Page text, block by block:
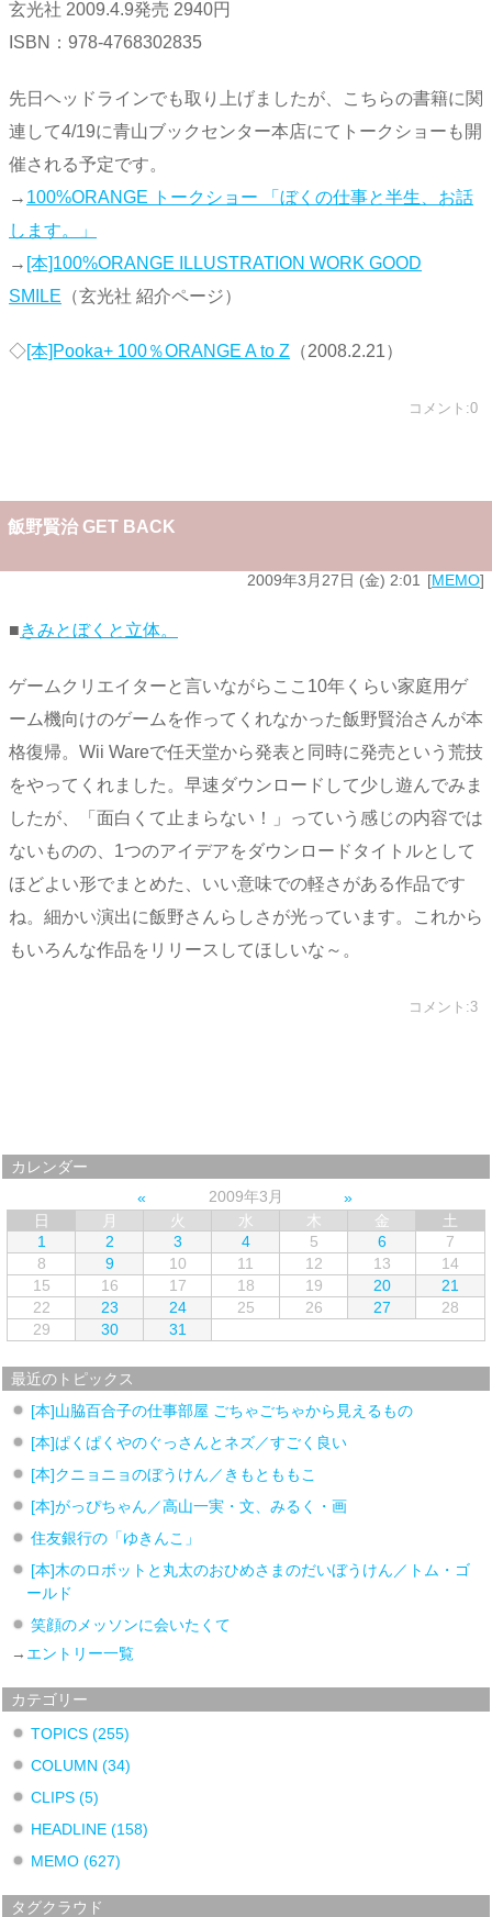
玄光社 2009.4.9発売 2940円
ISBN：978-4768302835
先日ヘッドラインでも取り上げましたが、こちらの書籍に関
連して4/19に青山ブックセンター本店にてトークショーも開
催される予定です。
→ 100%ORANGE トークショー 「ぼくの仕事と半生、お話
します。」
→ [本]100%ORANGE ILLUSTRATION WORK GOOD
SMILE （玄光社 紹介ページ）
◇[本]Pooka+ 100％ORANGE A to Z （2008.2.21）
コメント:0
飯野賢治 GET BACK
2009年3月27日 (金) 2:01 MEMO
■きみとぼくと立体。
ゲームクリエイターと言いながらここ10年くらい家庭用ゲ
ーム機向けのゲームを作ってくれなかった飯野賢治さんが本
格復帰。Wii Wareで任天堂から発表と同時に発売という荒技
をやってくれました。早速ダウンロードして少し遊んでみま
したが、「面白くて止まらない！」っていう感じの内容では
ないものの、1つのアイデアをダウンロードタイトルとして
ほどよい形でまとめた、いい意味での軽さがある作品です
ね。細かい演出に飯野さんらしさが光っています。これから
もいろんな作品をリリースしてほしいな～。
コメント:3
カレンダー
2009年3月
日
月 火 水 木 金
土
1
2 3 4 5 6
7
8
9 10 11 12 13
14
15
16 17 18 19 20
21
22
23 24 25 26 27
28
29
30 31
最近のトピックス
[本]山脇百合子の仕事部屋 ごちゃごちゃから見えるもの
[本]ぱくぱくやのぐっさんとネズ／すごく良い
[本]クニョニョのぼうけん／きもとももこ
[本]がっぴちゃん／高山一実・文、みるく・画
住友銀行の「ゆきんこ」
[本]木のロボットと丸太のおひめさまのだいぼうけん／トム・ゴ
ールド
笑顔のメッソンに会いたくて
→ エントリー一覧
カテゴリー
TOPICS(255)
COLUMN(34)
CLIPS(5)
HEADLINE(158)
MEMO(627)
タグクラウド